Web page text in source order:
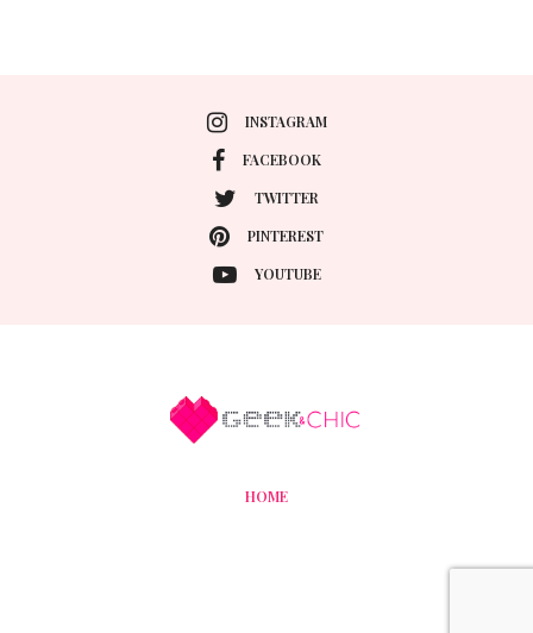
INSTAGRAM
FACEBOOK
TWITTER
PINTEREST
YOUTUBE
HOME